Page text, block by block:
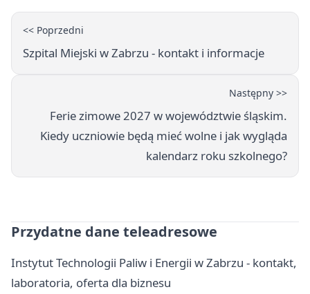
<< Poprzedni
Szpital Miejski w Zabrzu - kontakt i informacje
Następny >>
Ferie zimowe 2027 w województwie śląskim.
Kiedy uczniowie będą mieć wolne i jak wygląda
kalendarz roku szkolnego?
Przydatne dane teleadresowe
Instytut Technologii Paliw i Energii w Zabrzu - kontakt,
laboratoria, oferta dla biznesu